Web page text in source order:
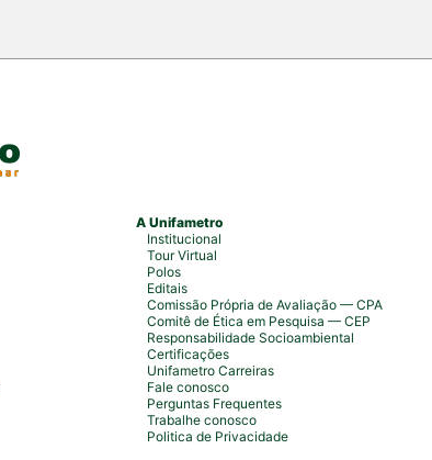
A Unifametro
Institucional
Tour Virtual
Polos
Editais
Comissão Própria de Avaliação — CPA
Comitê de Ética em Pesquisa — CEP
Responsabilidade Socioambiental
Certificações
Unifametro Carreiras
Fale conosco
Perguntas Frequentes
Trabalhe conosco
Politica de Privacidade